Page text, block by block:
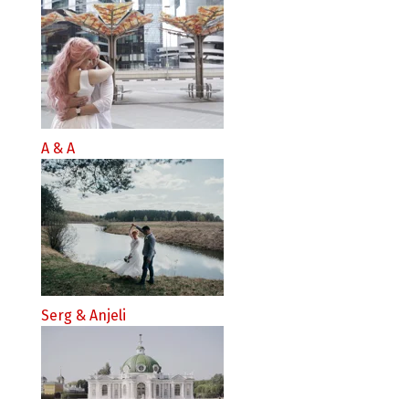
A & A
Serg & Anjeli